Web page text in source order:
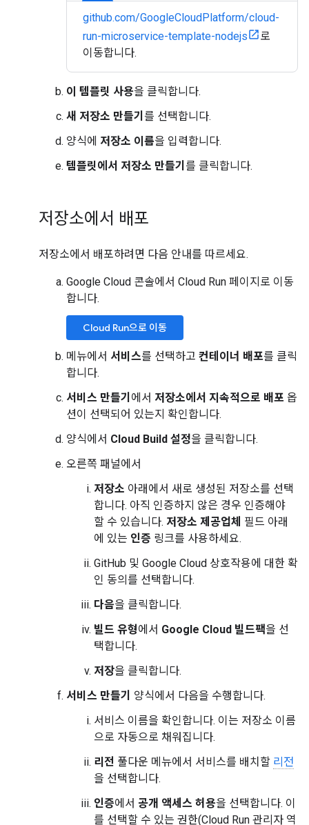
github.com/GoogleCloudPlatform/cloud-
run-microservice-template-nodejs
로
이동합니다.
이 템플릿 사용을 클릭합니다.
새 저장소 만들기 를 선택합니다.
양식에 저장소 이름을 입력합니다.
템플릿에서 저장소 만들기 를 클릭합니다.
저장소에서 배포
저장소에서 배포하려면 다음 안내를 따르세요.
Google Cloud 콘솔에서 Cloud Run 페이지로 이동
합니다.
Cloud Run으로 이동
메뉴에서 서비스를 선택하고 컨테이너 배포를 클릭
합니다.
서비스 만들기 에서 저장소에서 지속적으로 배포 옵
션이 선택되어 있는지 확인합니다.
양식에서 Cloud Build 설정을 클릭합니다.
오른쪽 패널에서
저장소 아래에서 새로 생성된 저장소를 선택
합니다. 아직 인증하지 않은 경우 인증해야
할 수 있습니다. 저장소 제공업체
필드 아래
에 있는 인증 링크를 사용하세요.
GitHub 및 Google Cloud 상호작용에 대한 확
인 동의를 선택합니다.
다음을 클릭합니다.
빌드 유형에서 Google Cloud 빌드팩을 선
택합니다.
저장을 클릭합니다.
서비스 만들기
양식에서 다음을 수행합니다.
서비스 이름을 확인합니다. 이는 저장소 이름
으로 자동으로 채워집니다.
리전 풀다운 메뉴에서 서비스를 배치할 리전
을 선택합니다.
인증에서 공개 액세스 허용을 선택합니다. 이
를 선택할 수 있는 권한(Cloud Run 관리자 역